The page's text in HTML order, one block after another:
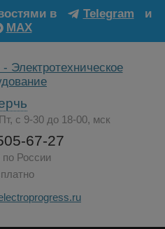
в Telegram
и
MAX
с 9-30 до 18-00, мск
67-27
по России